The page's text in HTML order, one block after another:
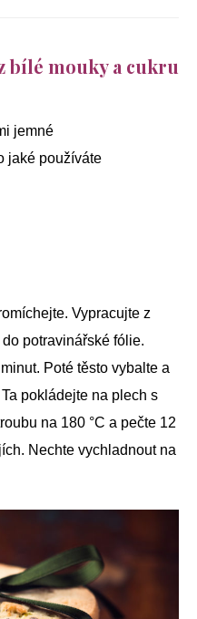
bílé mouky a cukru
jemné
jaké používáte
Vypracujte z
potravinářské fólie.
Poté těsto vybalte a
pokládejte na plech s
na 180 °C a pečte 12
Nechte vychladnout na